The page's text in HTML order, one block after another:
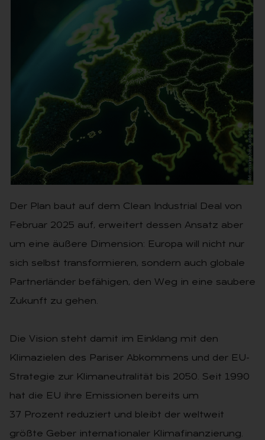
Der Plan baut auf dem Clean Industrial Deal von
Februar 2025 auf, erweitert dessen Ansatz aber
um eine äußere Dimension: Europa will nicht nur
sich selbst transformieren, sondern auch globale
Partnerländer befähigen, den Weg in eine saubere
Zukunft zu gehen.
Die Vision steht damit im Einklang mit den
Klimazielen des Pariser Abkommens und der EU-
Strategie zur Klimaneutralität bis 2050. Seit 1990
hat die EU ihre Emissionen bereits um
37 Prozent reduziert und bleibt der weltweit
größte Geber internationaler Klimafinanzierung.